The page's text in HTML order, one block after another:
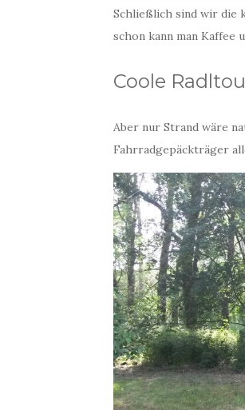
Schließlich sind wir die
schon kann man Kaffee
Coole
Aber nur Strand wäre
Fahrradgepäckträger